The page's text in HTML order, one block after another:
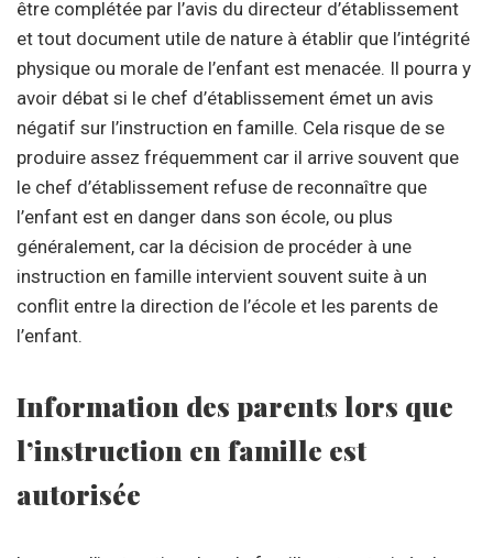
être complétée par l’avis du directeur d’établissement
et tout document utile de nature à établir que l’intégrité
physique ou morale de l’enfant est menacée. Il pourra y
avoir débat si le chef d’établissement émet un avis
négatif sur l’instruction en famille. Cela risque de se
produire assez fréquemment car il arrive souvent que
le chef d’établissement refuse de reconnaître que
l’enfant est en danger dans son école, ou plus
généralement, car la décision de procéder à une
instruction en famille intervient souvent suite à un
conflit entre la direction de l’école et les parents de
l’enfant.
Information des parents lors que
l’instruction en famille est
autorisée